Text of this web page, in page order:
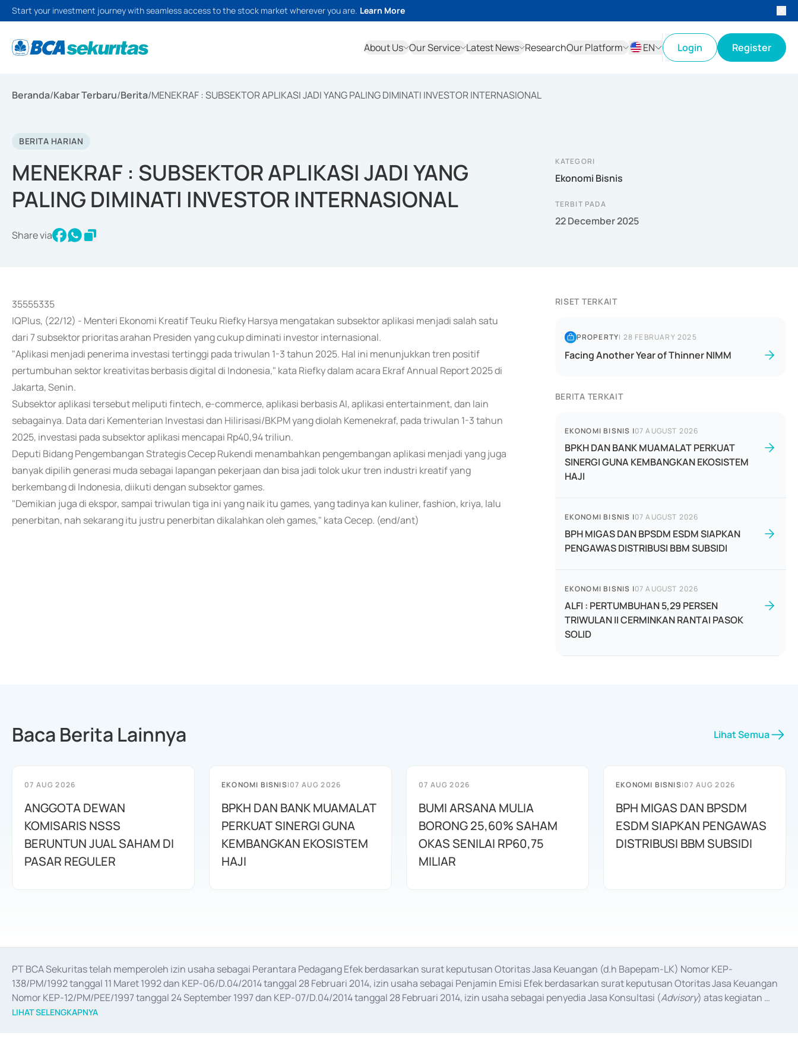
Start your investment journey with seamless access to the stock market wherever you are. Learn More
About Us Our Service Latest News ResearchOur Platform
EN
Login Register
Beranda/Kabar Terbaru/Berita/MENEKRAF : SUBSEKTOR APLIKASI JADI YANG PALING DIMINATI INVESTOR INTERNASIONAL
BERITA HARIAN
MENEKRAF : SUBSEKTOR APLIKASI JADI YANG
PALING DIMINATI INVESTOR INTERNASIONAL
Share via
KATEGORI
Ekonomi Bisnis
TERBIT PADA
22 December 2025
35555335
IQPlus, (22/12) - Menteri Ekonomi Kreatif Teuku Riefky Harsya mengatakan subsektor aplikasi menjadi salah satu
dari 7 subsektor prioritas arahan Presiden yang cukup diminati investor internasional.
"Aplikasi menjadi penerima investasi tertinggi pada triwulan 1-3 tahun 2025. Hal ini menunjukkan tren positif
pertumbuhan sektor kreativitas berbasis digital di Indonesia," kata Riefky dalam acara Ekraf Annual Report 2025 di
Jakarta, Senin.
Subsektor aplikasi tersebut meliputi fintech, e-commerce, aplikasi berbasis AI, aplikasi entertainment, dan lain
sebagainya. Data dari Kementerian Investasi dan Hilirisasi/BKPM yang diolah Kemenekraf, pada triwulan 1-3 tahun
2025, investasi pada subsektor aplikasi mencapai Rp40,94 triliun.
Deputi Bidang Pengembangan Strategis Cecep Rukendi menambahkan pengembangan aplikasi menjadi yang juga
banyak dipilih generasi muda sebagai lapangan pekerjaan dan bisa jadi tolok ukur tren industri kreatif yang
berkembang di Indonesia, diikuti dengan subsektor games.
"Demikian juga di ekspor, sampai triwulan tiga ini yang naik itu games, yang tadinya kan kuliner, fashion, kriya, lalu
penerbitan, nah sekarang itu justru penerbitan dikalahkan oleh games," kata Cecep. (end/ant)
RISET TERKAIT
PROPERTY| 28 FEBRUARY 2025
Facing Another Year of Thinner NIMM
BERITA TERKAIT
EKONOMI BISNIS |07 AUGUST 2026
BPKH DAN BANK MUAMALAT PERKUAT
SINERGI GUNA KEMBANGKAN EKOSISTEM
HAJI
EKONOMI BISNIS |07 AUGUST 2026
BPH MIGAS DAN BPSDM ESDM SIAPKAN
PENGAWAS DISTRIBUSI BBM SUBSIDI
EKONOMI BISNIS |07 AUGUST 2026
ALFI : PERTUMBUHAN 5,29 PERSEN
TRIWULAN II CERMINKAN RANTAI PASOK
SOLID
Baca Berita Lainnya Lihat Semua
07 AUG 2026
ANGGOTA DEWAN
KOMISARIS NSSS
BERUNTUN JUAL SAHAM DI
PASAR REGULER
EKONOMI BISNIS|07 AUG 2026
BPKH DAN BANK MUAMALAT
PERKUAT SINERGI GUNA
KEMBANGKAN EKOSISTEM
HAJI
07 AUG 2026
BUMI ARSANA MULIA
BORONG 25,60% SAHAM
OKAS SENILAI RP60,75
MILIAR
EKONOMI BISNIS|07 AUG 2026
BPH MIGAS DAN BPSDM
ESDM SIAPKAN PENGAWAS
DISTRIBUSI BBM SUBSIDI
PT BCA Sekuritas telah memperoleh izin usaha sebagai Perantara Pedagang Efek berdasarkan surat keputusan Otoritas Jasa Keuangan (d.h Bapepam-LK) Nomor KEP-
138/PM/1992 tanggal 11 Maret 1992 dan KEP-06/D.04/2014 tanggal 28 Februari 2014, izin usaha sebagai Penjamin Emisi Efek berdasarkan surat keputusan Otoritas Jasa Keuangan
Nomor KEP-12/PM/PEE/1997 tanggal 24 September 1997 dan KEP-07/D.04/2014 tanggal 28 Februari 2014, izin usaha sebagai penyedia Jasa Konsultasi (Advisory) atas kegiatan
merger, akuisisi, divestasi, dan
LIHAT SELENGKAPNYA